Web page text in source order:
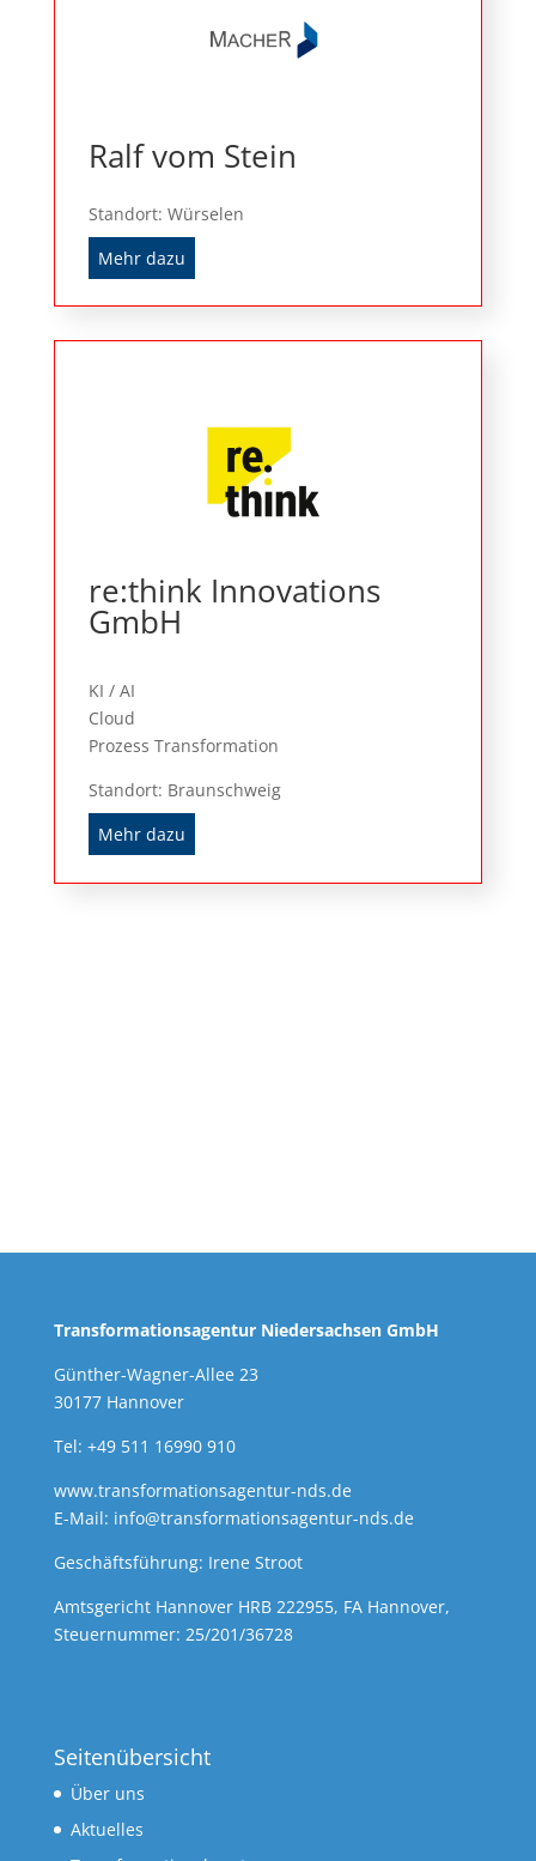
Ralf vom Stein
Standort: Würselen
Mehr dazu
re:think Innovations
GmbH
KI / AI
Cloud
Prozess Transformation
Standort: Braunschweig
Mehr dazu
Transformationsagentur Niedersachsen GmbH
Günther-Wagner-Allee 23
30177 Hannover
Tel: +49 511 16990 910
www.transformationsagentur-nds.de
E-Mail: info@transformationsagentur-nds.de
Geschäftsführung: Irene Stroot
Amtsgericht Hannover HRB 222955, FA Hannover,
Steuernummer: 25/201/36728
Seitenübersicht
Über uns
Aktuelles